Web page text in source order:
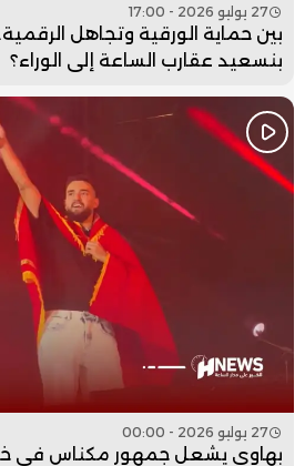
27 يوليو 2026 - 17:00
بين حماية الورقية وتجاهل
بنسعيد عقارب الساعة إلى الوراء؟
27 يوليو 2026 - 00:00
بهاوي يشعل جمهور مكناس في